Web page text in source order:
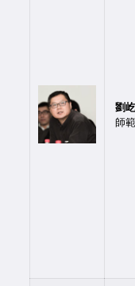
劉
師